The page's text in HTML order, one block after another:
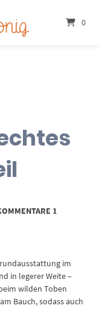
0
1
im
in legerer Weite –
wilden Toben
Bauch, sodass auch